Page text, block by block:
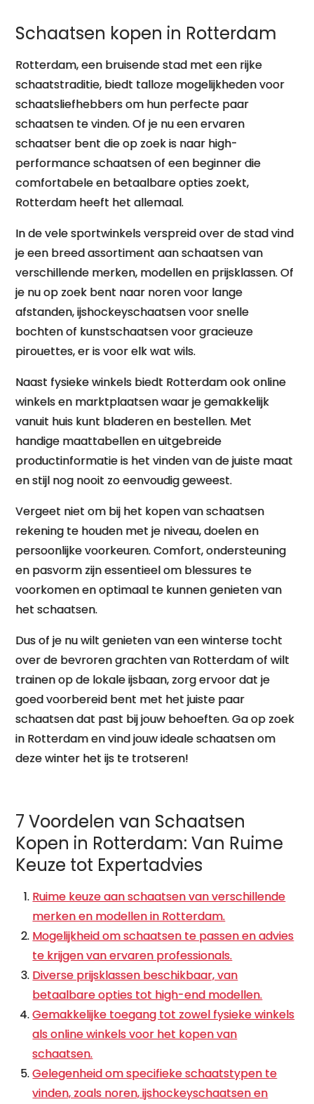
Schaatsen kopen in Rotterdam
Rotterdam, een bruisende stad met een rijke
schaatstraditie, biedt talloze mogelijkheden voor
schaatsliefhebbers om hun perfecte paar
schaatsen te vinden. Of je nu een ervaren
schaatser bent die op zoek is naar high-
performance schaatsen of een beginner die
comfortabele en betaalbare opties zoekt,
Rotterdam heeft het allemaal.
In de vele sportwinkels verspreid over de stad vind
je een breed assortiment aan schaatsen van
verschillende merken, modellen en prijsklassen. Of
je nu op zoek bent naar noren voor lange
afstanden, ijshockeyschaatsen voor snelle
bochten of kunstschaatsen voor gracieuze
pirouettes, er is voor elk wat wils.
Naast fysieke winkels biedt Rotterdam ook online
winkels en marktplaatsen waar je gemakkelijk
vanuit huis kunt bladeren en bestellen. Met
handige maattabellen en uitgebreide
productinformatie is het vinden van de juiste maat
en stijl nog nooit zo eenvoudig geweest.
Vergeet niet om bij het kopen van schaatsen
rekening te houden met je niveau, doelen en
persoonlijke voorkeuren. Comfort, ondersteuning
en pasvorm zijn essentieel om blessures te
voorkomen en optimaal te kunnen genieten van
het schaatsen.
Dus of je nu wilt genieten van een winterse tocht
over de bevroren grachten van Rotterdam of wilt
trainen op de lokale ijsbaan, zorg ervoor dat je
goed voorbereid bent met het juiste paar
schaatsen dat past bij jouw behoeften. Ga op zoek
in Rotterdam en vind jouw ideale schaatsen om
deze winter het ijs te trotseren!
7 Voordelen van Schaatsen
Kopen in Rotterdam: Van Ruime
Keuze tot Expertadvies
Ruime keuze aan schaatsen van verschillende
merken en modellen in Rotterdam.
Mogelijkheid om schaatsen te passen en advies
te krijgen van ervaren professionals.
Diverse prijsklassen beschikbaar, van
betaalbare opties tot high-end modellen.
Gemakkelijke toegang tot zowel fysieke winkels
als online winkels voor het kopen van
schaatsen.
Gelegenheid om specifieke schaatstypen te
vinden, zoals noren, ijshockeyschaatsen en